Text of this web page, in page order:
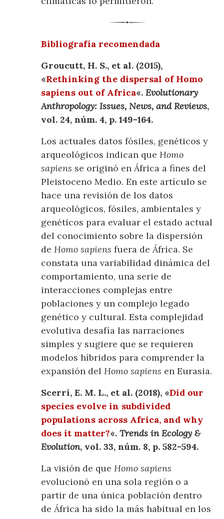
Bibliografía recomendada
Groucutt, H. S., et al. (2015),
«Rethinking the dispersal of Homo
sapiens out of Africa«. Evolutionary
Anthropology: Issues, News, and Reviews,
vol. 24, núm. 4, p. 149-164.
Los actuales datos fósiles, genéticos y
arqueológicos indican que Homo
sapiens se originó en África a fines del
Pleistoceno Medio. En este artículo se
hace una revisión de los datos
arqueológicos, fósiles, ambientales y
genéticos para evaluar el estado actual
del conocimiento sobre la dispersión
de Homo sapiens fuera de África. Se
constata una variabilidad dinámica del
comportamiento, una serie de
interacciones complejas entre
poblaciones y un complejo legado
genético y cultural. Esta complejidad
evolutiva desafía las narraciones
simples y sugiere que se requieren
modelos híbridos para comprender la
expansión del Homo sapiens en Eurasia.
Scerri, E. M. L., et al. (2018), «Did our
species evolve in subdivided
populations across Africa, and why
does it matter?«.Trends in Ecology &
Evolution, vol. 33, núm. 8, p. 582-594.
La visión de que Homo sapiens
evolucionó en una sola región o a
partir de una única población dentro
de África ha sido la más habitual en los